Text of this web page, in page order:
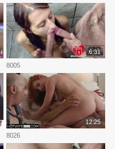
8005
6:31
8026
12:25